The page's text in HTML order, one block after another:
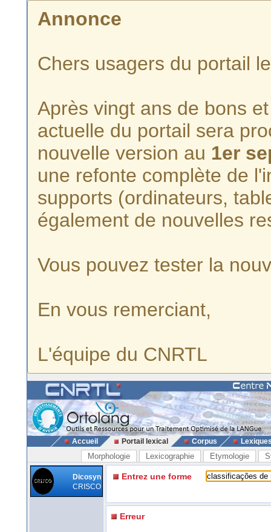
Annonce
Chers usagers du portail
Après vingt ans de bons
actuelle du portail sera
nouvelle version au 1er
une refonte complète de
supports (ordinateurs,
également de nouvelles
Vous pouvez tester la
En vous remerciant,
L'équipe du CNRTL
Accueil Portail lexical Corpus
Morphologie Lexicographie Etymologie
Dicosyn
CRISCO
Entrez une forme
Erreur